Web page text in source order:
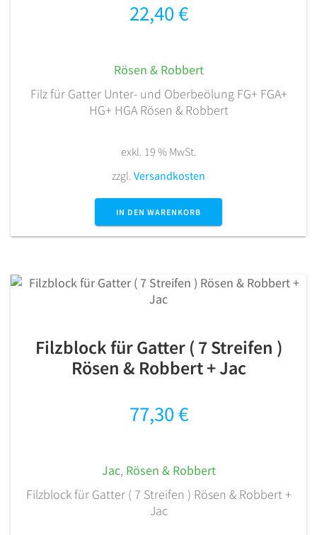
22,40€
Rösen & Robbert
Filz für Gatter Unter- und Oberbeölung FG+ FGA+
HG+ HGA Rösen & Robbert
exkl. 19 % MwSt.
zzgl. Versandkosten
IN DEN WARENKORB
Filzblock für Gatter ( 7 Streifen )
Rösen & Robbert + Jac
77,30€
Jac, Rösen & Robbert
Filzblock für Gatter ( 7 Streifen ) Rösen & Robbert +
Jac